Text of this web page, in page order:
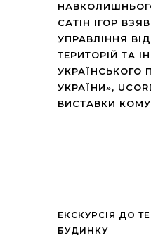
САТІН ІГОР
УПРАВЛІННЯ
ТЕРИТОРІЙ ТА
УКРАЇНСЬКОГО
УКРАЇНИ»,
ВИСТАВКИ
ЕКСКУРСІЯ ДО
БУДИНКУ